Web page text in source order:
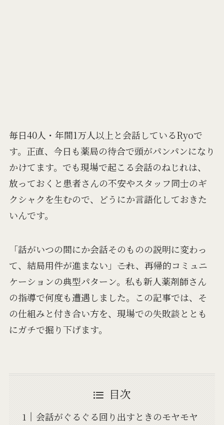
毎日40人・年間1万人以上と会話しているRyoで
す。正直、今日も薬局の待合で頭がパンパンになり
かけてます。でも現場で起こる会話のねじれは、
放っておくと患者さんの不安やスタッフ同士のギ
クシャクを生むので、どうにか言語化しておきた
いんです。
「話がいつの間にか会話そのものの説明に変わっ
て、結局用件が進まない」――これ、再帰的コミュニ
ケーションの典型パターン。私も新人薬剤師さん
の指導で何度も遭遇しました。この記事では、そ
の仕組みと付き合い方を、現場での失敗談ととも
にガチで掘り下げます。
目次
会話がぐるぐる回り出すときのモヤモヤ